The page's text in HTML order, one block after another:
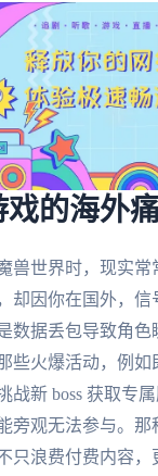
戏的海外
兽世界时，现实常
却因你在国外，信
数据丢包导致角色
些火爆活动，例如
战新 boss 获取专
旁观无法参与。那
只浪费付费内容，